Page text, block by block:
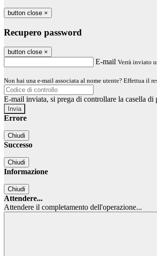
button close ×
Recupero password
button close ×
E-mail Verrà inviato
Non hai una e-mail associata al nome utente? Effettua il
E-mail inviata, si prega di controllare la casella di
Errore
Chiudi
Successo
Chiudi
Informazione
Chiudi
Attendere...
Attendere il completamento dell'operazione...